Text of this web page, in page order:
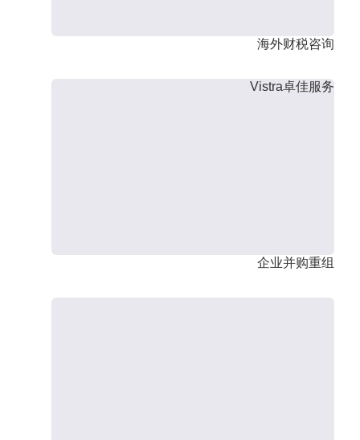
海外财税咨询
Vistra卓佳服务
企业并购重组